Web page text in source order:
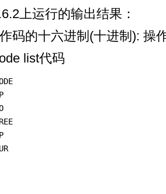
上运行的输出结果：
作码的十六进制(十进制): 操
list代码